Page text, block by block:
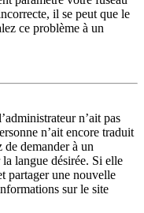
il se peut que le
ce problème à un
n’ait pas
n’ait encore traduit
demander à un
langue désirée. Si elle
partager une nouvelle
sur le site